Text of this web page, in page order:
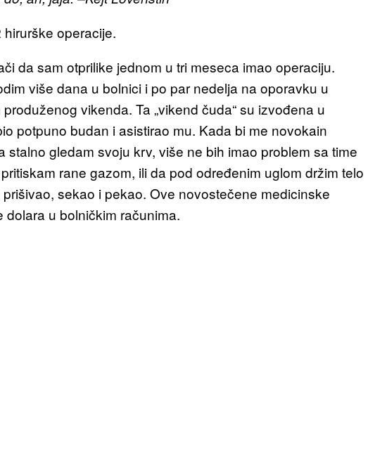
operacije.
da sam otprilike jednom u tri meseca imao operaciju.
više dana u bolnici i po par nedelja na oporavku u
vikenda. Ta „vikend čuda“ su izvođena u
potpuno budan i asistirao mu. Kada bi me novokain
stalno gledam svoju krv, više ne bih imao problem sa time
rane gazom, ili da pod određenim uglom držim telo
sekao i pekao. Ove novostečene medicinske
u bolničkim računima.